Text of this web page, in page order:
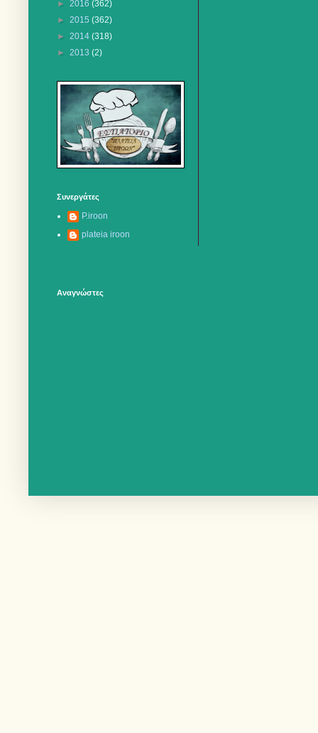
► 2016 (362)
► 2015 (362)
► 2014 (318)
► 2013 (2)
Συνεργάτες
P.iroon
plateia iroon
Αναγνώστες